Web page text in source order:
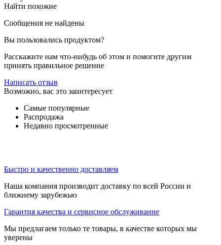
Найти похожие
Сообщения не найдены
Вы пользовались продуктом?
Расскажите нам что-нибудь об этом и помогите другим
принять правильное решение
Написать отзыв
Возможно, вас это заинтересует
Самые популярные
Распродажа
Недавно просмотренные
Быстро и качественно доставляем
Наша компания производит доставку по всей России и
ближнему зарубежью
Гарантия качества и сервисное обслуживание
Мы предлагаем только те товары, в качестве которых мы
уверены